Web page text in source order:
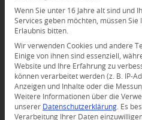
Wenn Sie unter 16 Jahre alt sind und
Services geben möchten, müssen
Erlaubnis bitten.
Wir verwenden Cookies und andere
Einige von ihnen sind essenziell,
Website und Ihre Erfahrung zu
können verarbeitet werden (z. B. IP-
Anzeigen und Inhalte oder die
Weitere Informationen über die
unserer Datenschutzerklärung
Es
Verarbeitung Ihrer Daten